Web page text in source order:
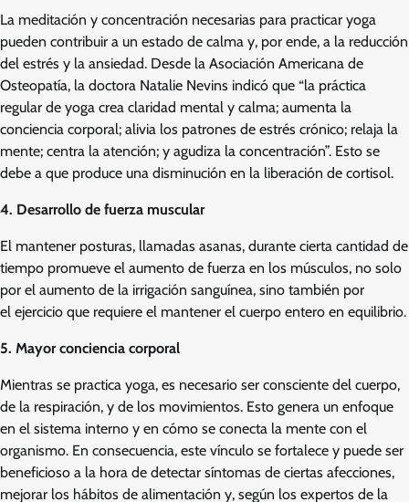
La meditación y concentración necesarias para practicar yoga
pueden contribuir a un estado de calma y, por ende, a la reducción
del estrés y la ansiedad. Desde la Asociación Americana de
Osteopatía, la doctora Natalie Nevins indicó que “la práctica
regular de yoga crea claridad mental y calma; aumenta la
conciencia corporal; alivia los patrones de estrés crónico; relaja la
mente; centra la atención; y agudiza la concentración”. Esto se
debe a que produce una disminución en la liberación de cortisol.
4. Desarrollo de fuerza muscular
El mantener posturas, llamadas asanas, durante cierta cantidad de
tiempo promueve el aumento de fuerza en los músculos, no solo
por el aumento de la irrigación sanguínea, sino también por
el ejercicio que requiere el mantener el cuerpo entero en equilibrio.
5. Mayor conciencia corporal
Mientras se practica yoga, es necesario ser consciente del cuerpo,
de la respiración, y de los movimientos. Esto genera un enfoque
en el sistema interno y en cómo se conecta la mente con el
organismo. En consecuencia, este vínculo se fortalece y puede ser
beneficioso a la hora de detectar síntomas de ciertas afecciones,
mejorar los hábitos de alimentación y, según los expertos de la